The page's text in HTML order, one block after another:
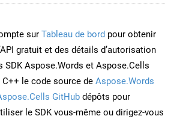
sur Tableau de bord pour obtenir
gratuit et des détails d’autorisation
SDK Aspose.Words et Aspose.Cells
le code source de Aspose.Words
GitHub dépôts pour
le SDK vous-même ou dirigez-vous